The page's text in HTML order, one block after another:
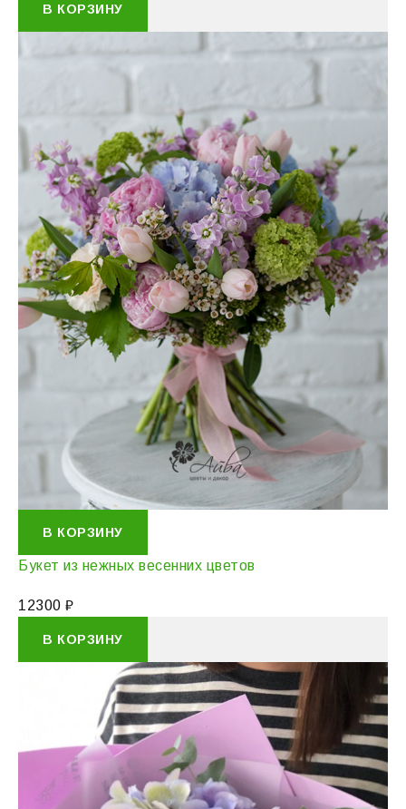
В КОРЗИНУ
В КОРЗИНУ
Букет из нежных весенних цветов
12300 ₽
В КОРЗИНУ